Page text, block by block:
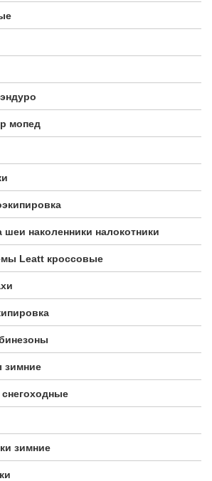
мопед
наколенники налокотники
Leatt кроссовые
зимние